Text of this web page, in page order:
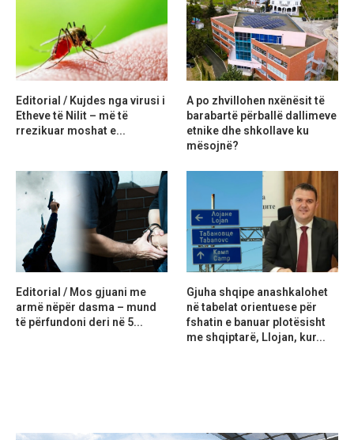
Editorial / Kujdes nga virusi i
Etheve të Nilit – më të
rrezikuar moshat e...
A po zhvillohen nxënësit të
barabartë përballë dallimeve
etnike dhe shkollave ku
mësojnë?
Editorial / Mos gjuani me
armë nëpër dasma – mund
të përfundoni deri në 5...
Gjuha shqipe anashkalohet
në tabelat orientuese për
fshatin e banuar plotësisht
me shqiptarë, Llojan, kur...